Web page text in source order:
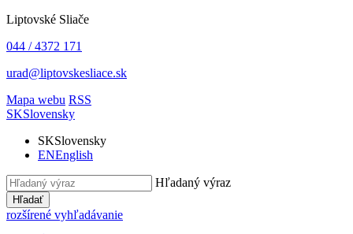
Liptovské Sliače
044 / 4372 171
urad@liptovskesliace.sk
Mapa webu RSS
SKSlovensky
SKSlovensky
ENEnglish
Hľadaný výraz
Hľadať
rozšírené vyhľadávanie